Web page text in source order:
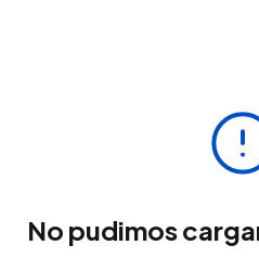
No pudimos